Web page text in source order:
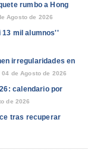
rumbo a Hong
Agosto de 2026
mil alumnos''
irregularidades en
04 de Agosto de 2026
calendario por
de 2026
tras recuperar